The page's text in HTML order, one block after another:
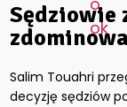
Sędziowie
Salim Touahri
decyzję sędziów